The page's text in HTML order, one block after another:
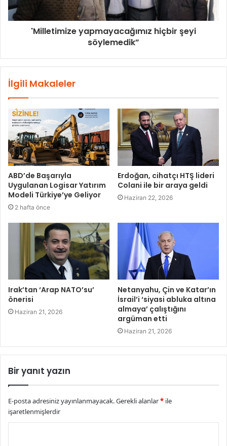
'Milletimize yapmayacağımız hiçbir şeyi
söylemedik”
İlgili Makaleler
ABD’de Başarıyla
Uygulanan Logisar Yatırım
Modeli Türkiye’ye Geliyor
2 hafta önce
Erdoğan, cihatçı HTŞ lideri
Colani ile bir araya geldi
Haziran 22, 2026
Irak’tan ‘Arap NATO’su’
önerisi
Haziran 21, 2026
Netanyahu, Çin ve Katar’ın
İsrail’i ‘siyasi abluka altına
almaya’ çalıştığını
argüman etti
Haziran 21, 2026
Bir yanıt yazın
E-posta adresiniz yayınlanmayacak.Gerekli alanlar* ile
işaretlenmişlerdir